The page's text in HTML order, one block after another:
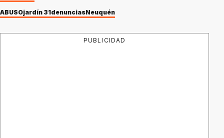
ABUSOjardín 31denunciasNeuquén
PUBLICIDAD